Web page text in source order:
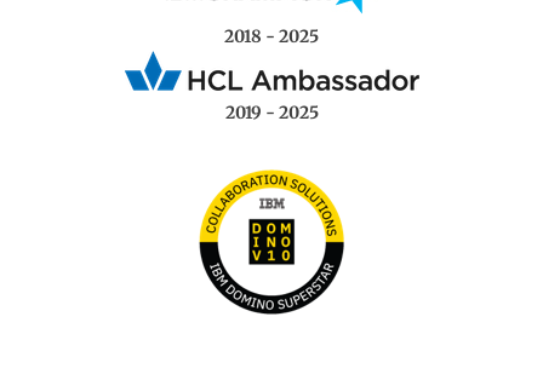
2018 - 2025
2019 - 2025